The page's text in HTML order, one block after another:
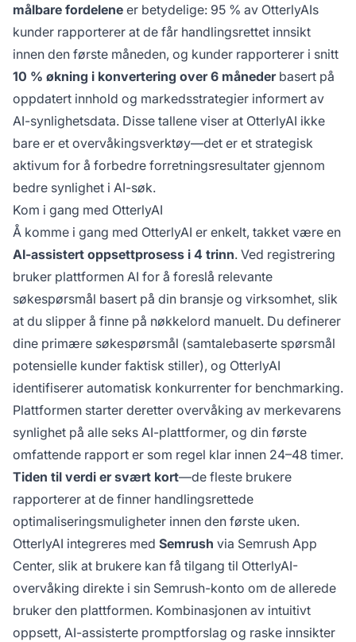
målbare fordelene er betydelige: 95 % av OtterlyAIs
kunder rapporterer at de får handlingsrettet innsikt
innen den første måneden, og kunder rapporterer i snitt
10 % økning i konvertering over 6 månederbasert på
oppdatert innhold og markedsstrategier informert av
AI-synlighetsdata. Disse tallene viser at OtterlyAI ikke
bare er et overvåkingsverktøy—det er et strategisk
aktivum for å forbedre forretningsresultater gjennom
bedre synlighet i AI-søk.
Kom i gang med OtterlyAI
Å komme i gang med OtterlyAI er enkelt, takket være en
AI-assistert oppsettprosess i 4 trinn. Ved registrering
bruker plattformen AI for å foreslå relevante
søkespørsmål basert på din bransje og virksomhet, slik
at du slipper å finne på nøkkelord manuelt. Du definerer
dine primære søkespørsmål (samtalebaserte spørsmål
potensielle kunder faktisk stiller), og OtterlyAI
identifiserer automatisk konkurrenter for benchmarking.
Plattformen starter deretter overvåking av merkevarens
synlighet på alle seks AI-plattformer, og din første
omfattende rapport er som regel klar innen 24–48 timer.
Tiden til verdi er svært kort—de fleste brukere
rapporterer at de finner handlingsrettede
optimaliseringsmuligheter innen den første uken.
OtterlyAI integreres med Semrush via Semrush App
Center, slik at brukere kan få tilgang til OtterlyAI-
overvåking direkte i sin Semrush-konto om de allerede
bruker den plattformen. Kombinasjonen av intuitivt
oppsett, AI-assisterte promptforslag og raske innsikter